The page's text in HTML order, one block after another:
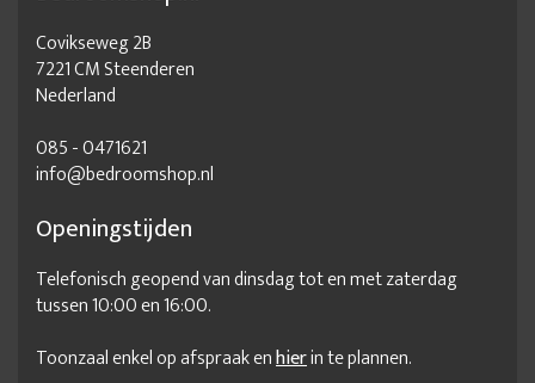
Covikseweg 2B
7221 CM Steenderen
Nederland
085 - 0471621
info@bedroomshop.nl
Openingstijden
Telefonisch geopend van dinsdag tot en met zaterdag
tussen 10:00 en 16:00.
Toonzaal enkel op afspraak enhierin te plannen.